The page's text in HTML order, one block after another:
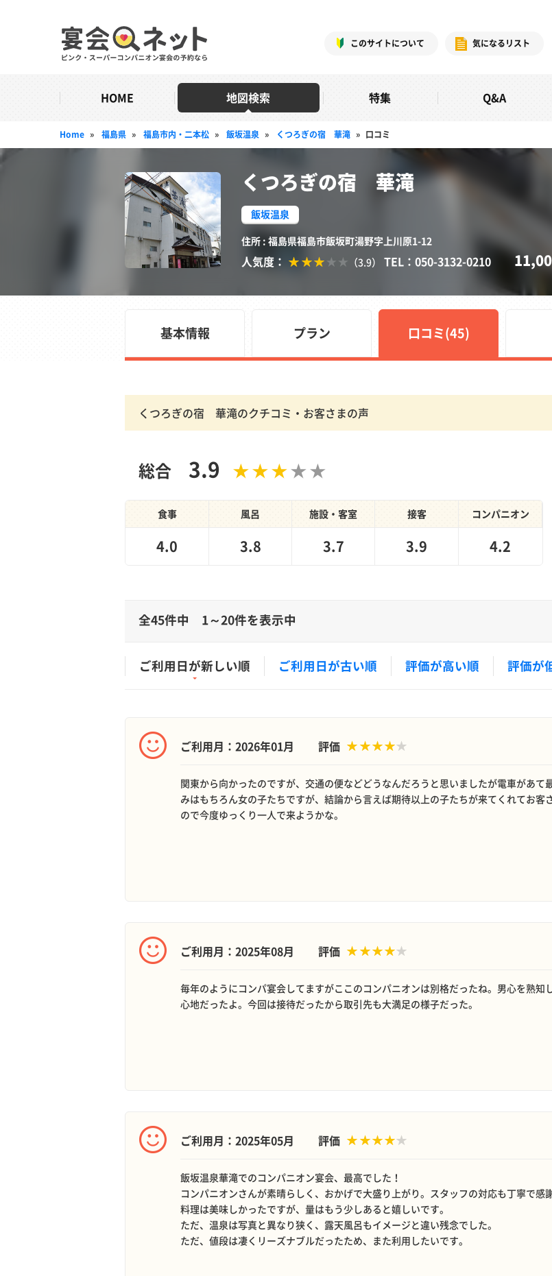
このサイトについて 気になるリスト
HOME 地図検索 特集 Q&A
Home » 福島県 » 福島市内・二本松 » 飯坂温泉 » くつろぎの宿 華滝 » 口コミ
くつろぎの宿 華滝
飯坂温泉
住所 : 福島県福島市飯坂町湯野字上川原1-12
人気度： （3.9） TEL：050-3132-0210
基本情報 プラン 口コミ(45)
くつろぎの宿 華滝のクチコミ・お客さまの声
総合 3.9
食事 風呂 施設・客室 接客 コンパニオン
4.0 3.8 3.7 3.9 4.2
全45件中 1～20件を表示中
ご利用日が新しい順 ご利用日が古い順 評価が高い順 評価が
ご利用月：2026年01月 評価
関東から向かったのですが、交通の便などどうなんだろうと思いましたが電車があ
みはもちろん女の子たちですが、結論から言えば期待以上の子たちが来てくれてお
ので今度ゆっくり一人で来ようかな。
ご利用月：2025年08月 評価
毎年のようにコンパ宴会してますがここのコンパニオンは別格だったね。男心を熟
心地だったよ。今回は接待だったから取引先も大満足の様子だった。
ご利用月：2025年05月 評価
飯坂温泉華滝でのコンパニオン宴会、最高でした！
コンパニオンさんが素晴らしく、おかげで大盛り上がり。スタッフの対応も丁寧で感謝
料理は美味しかったですが、量はもう少しあると嬉しいです。
ただ、温泉は写真と異なり狭く、露天風呂もイメージと違い残念でした。
ただ、値段は凄くリーズナブルだったため、また利用したいです。